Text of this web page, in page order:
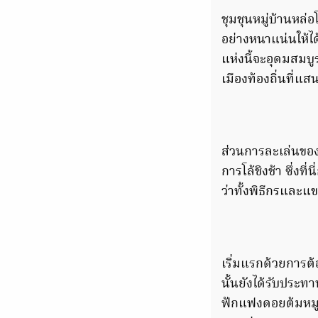
ชุมชุนหมู่บ้านหล่อ
อย่างหนาแน่นให้
แห่งนี้จะอุดมสมบู
เมืองท้องถิ่นที่แส
ส่วนการละเล่นข
การโล้ชิงช้า ซึ่งที่
ว่าทั้งพิธีกรและแ
เริ่มแรกด้วยการ
นั้นยังได้รับประท
ฟักแฟงดอยต้มหมู